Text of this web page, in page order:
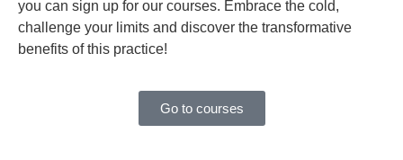
you can sign up for our courses. Embrace the cold,
challenge your limits and discover the transformative
benefits of this practice!
Go to courses